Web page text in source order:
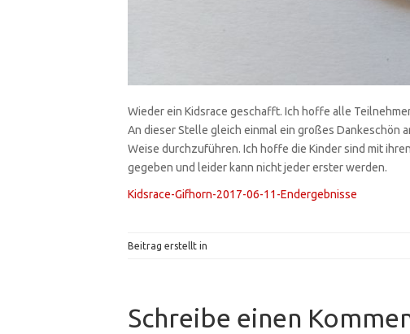
Wieder ein Kidsrace geschafft. Ich hoffe alle
An dieser Stelle gleich einmal ein großes Dankeschön
Weise durchzuführen. Ich hoffe die Kinder sind mit
gegeben und leider kann nicht jeder erster werden.
Kidsrace-Gifhorn-2017-06-11-Endergebnisse
Beitrag erstellt in
Schreibe einen